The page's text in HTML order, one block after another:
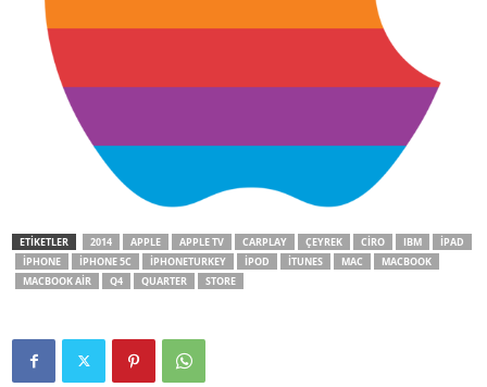
ETİKETLER 2014 APPLE APPLE TV CARPLAY ÇEYREK CIRO IBM
IPAD
IPHONE
IPHONE 5C IPHONETURKEY IPOD ITUNES MAC
MACBOOK
MACBOOK AIR
Q4 QUARTER STORE